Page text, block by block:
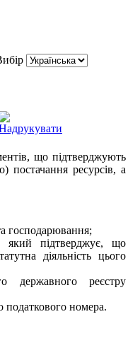
що підтверджують
постачання ресурсів, а
господарювання;
який підтверджує, що
діяльність цього
державного реєстру
податкового номера.